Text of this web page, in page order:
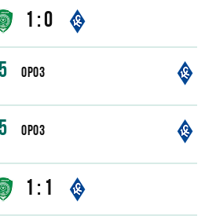
1:0
5 Ороз
5 Ороз
1:1